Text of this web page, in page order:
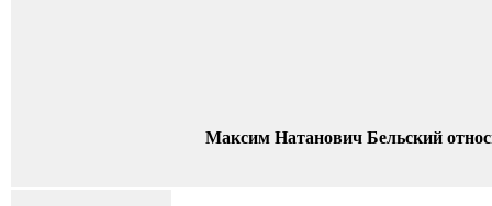
Максим Натанович Бельский